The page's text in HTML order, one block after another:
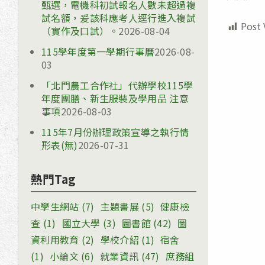
Post
甄選，電機科初試報名人數未超過複
試名額，爰該科應考人逕行進入複試
（實作及口試）。 2026-08-04
115學年度第一學期行事曆2026-08-
03
「北門農工合作社」代辦學校115學
年度團膳、新生服裝及學用品 注意
事項2026-08-03
115年7月份辦理政策宣導之執行情
形表(無)2026-07-31
熱門Tag
中學生網站 (7) 主題書展(5) 健康檢
查 (1) 國立大學 (3) 圖書館(42) 圖
資利用教育 (2) 學校介紹 (1) 宿舍
(1) 小論文(6) 就業資訊 (47) 庶務組